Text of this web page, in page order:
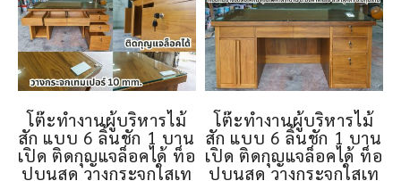
โต๊ะทำงานผู้บริหารไม้
สัก แบบ 6 ลิ้นชัก 1 บาน
เปิด ติดกุญแจล็อคได้ ท็อ
ปบนสุด วางกระจกใสเท
โต๊ะทำงานผู้บริหารไม้
สัก แบบ 6 ลิ้นชัก 1 บาน
เปิด ติดกุญแจล็อคได้ ท็อ
ปบนสุด วางกระจกใสเท